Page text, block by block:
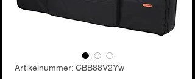
Artikelnummer: CBB88V2Yw